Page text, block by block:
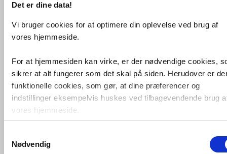
Det er dine data!
Vi bruger cookies for at optimere din oplevelse ved brug af
vores hjemmeside.
For at hjemmesiden kan virke, er der nødvendige cookies,
sikrer at alt fungerer som det skal på siden. Herudover er
funktionelle cookies, som gør, at dine præferencer og
indstillinger eksempelvis huskes ved tilbagevendende brug
vores hjemmeside.
Foruden nødvendige og funktionelle cookies er der
cookies. Disse bruger vi bl.a. til at måle trafik, omsætning,
Nødvendig
VVS-nummer:
Leveringstid:
1-2 hverdage
Farve:
Fri fragt fra 4.995,-
Smedbo Sideline bruseskraber
m/selvklæbende holder - Kantet - Krom